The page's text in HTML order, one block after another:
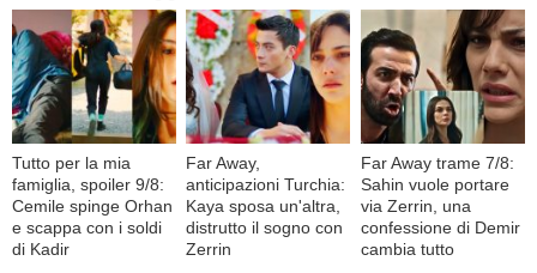
Tutto per la mia
famiglia, spoiler 9/8:
Cemile spinge Orhan
e scappa con i soldi
di Kadir
Far Away,
anticipazioni Turchia:
Kaya sposa un'altra,
distrutto il sogno con
Zerrin
Far Away trame 7/8:
Sahin vuole portare
via Zerrin, una
confessione di Demir
cambia tutto